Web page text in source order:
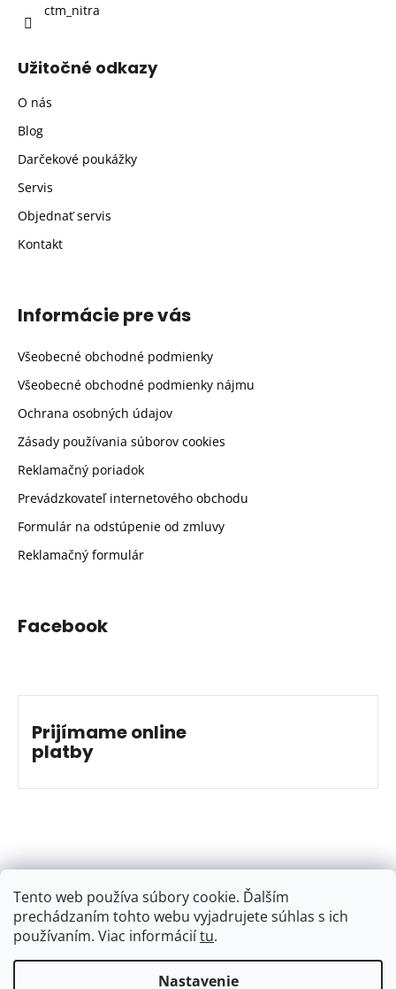
Tento web používa súbory cookie. Ďalším
prechádzaním tohto webu vyjadrujete súhlas s ich
používaním. Viac informáciítu.
Nastavenie
ctm_nitra
Užitočné odkazy
O nás
Blog
Darčekové poukážky
Servis
Objednať servis
Kontakt
Informácie pre vás
Všeobecné obchodné podmienky
Všeobecné obchodné podmienky nájmu
Ochrana osobných údajov
Zásady používania súborov cookies
Reklamačný poriadok
Prevádzkovateľ internetového obchodu
Formulár na odstúpenie od zmluvy
Reklamačný formulár
Facebook
Prijímame online
platby